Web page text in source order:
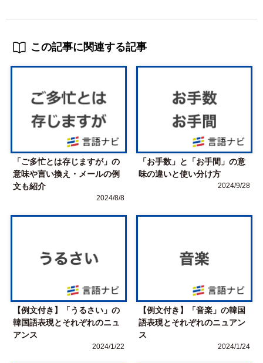
この記事に関連する記事
「ご多忙とは存じますが」の
意味や言い換え・メールの例
文も紹介
2024/8/8
「お手数」と「お手間」の意
味の違いと使い分け方
2024/9/28
【例文付き】「うるさい」の
韓国語表現とそれぞれのニュ
アンス
2024/1/22
【例文付き】「音楽」の韓国
語表現とそれぞれのニュアン
ス
2024/1/24